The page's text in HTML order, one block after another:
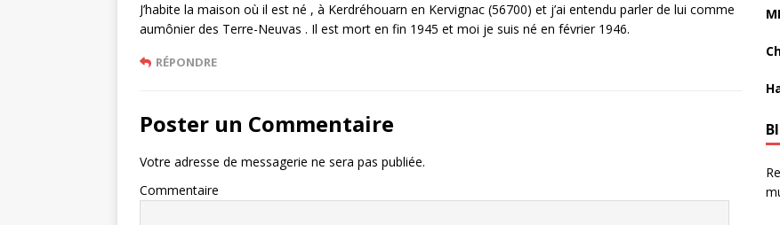
J’habite la maison où il est né , à Kerdréhouarn en Kervignac (56700) et j’ai entendu parler de lui comme
aumônier des Terre-Neuvas . Il est mort en fin 1945 et moi je suis né en février 1946.
RÉPONDRE
Poster un Commentaire
Votre adresse de messagerie ne sera pas publiée.
Commentaire